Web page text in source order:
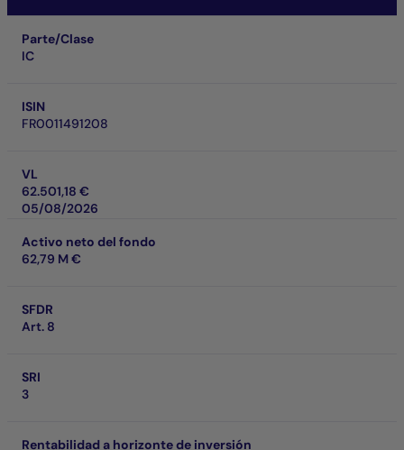
Parte/Clase
IC
ISIN
FR0011491208
VL
62.501,18 €
05/08/2026
Activo neto del fondo
62,79 M €
SFDR
Art. 8
SRI
3
Rentabilidad a horizonte de inversión